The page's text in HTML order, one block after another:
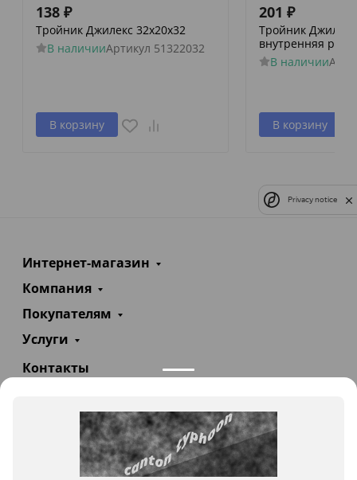
138 ₽
Тройник Джилекс 32х20х32
В наличииАртикул 51322032
В корзину
201 ₽
Тройник
внутренняя
В наличии
В корзину
Интернет-магазин
Компания
Покупателям
Услуги
Контакты
info@teploexpert.com
Пн—Сб 09:00 – 18:00
Privacy notice